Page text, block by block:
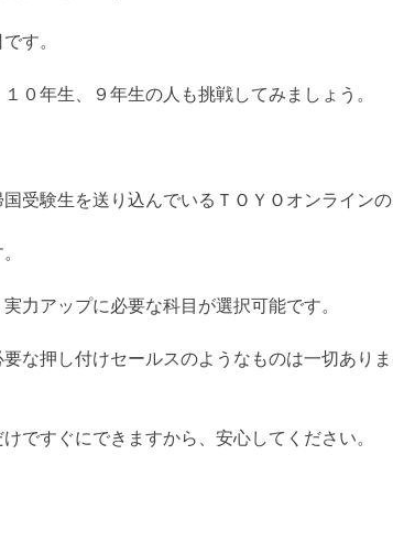
す。
０年生、９年生の人も挑戦してみましょう。
受験生を送り込んでいるＴＯＹＯオンラインの
力アップに必要な科目が選択可能です。
な押し付けセールスのようなものは一切ありま
ですぐにできますから、安心してください。